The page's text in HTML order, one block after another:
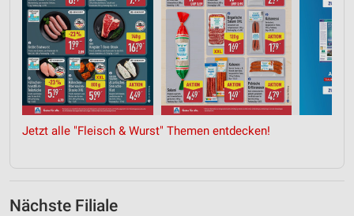
Jetzt alle "Fleisch & Wurst" Themen entdecken!
Nächste Filiale